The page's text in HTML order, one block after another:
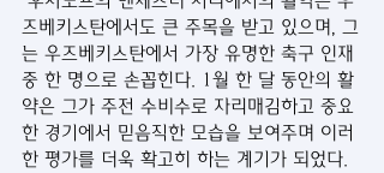
즈베키스탄에서도 큰 주목을 받고 있으며, 그
는 우즈베키스탄에서 가장 유명한 축구 인재
중 한 명으로 손꼽힌다. 1월 한 달 동안의 활
약은 그가 주전 수비수로 자리매김하고 중요
한 경기에서 믿음직한 모습을 보여주며 이러
한 평가를 더욱 확고히 하는 계기가 되었다.